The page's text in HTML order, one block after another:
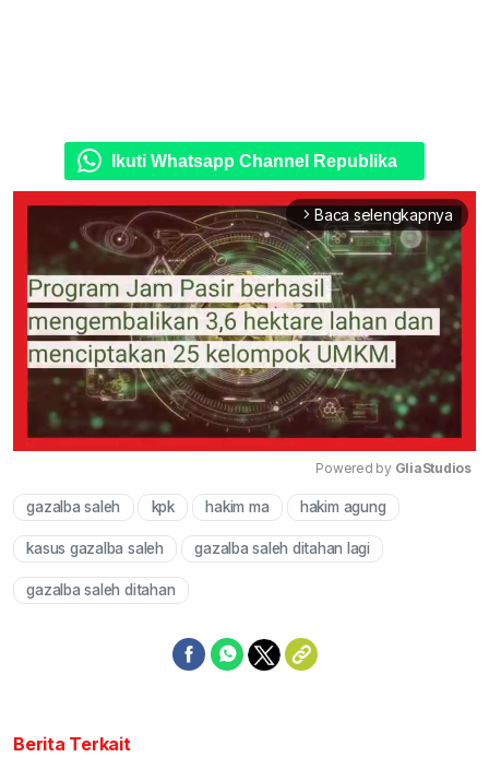
Ikuti Whatsapp Channel Republika
arrow_forward_ios Baca selengkapnya
Mute
Powered by GliaStudios
gazalba saleh kpk hakim ma hakim agung
kasus gazalba saleh gazalba saleh ditahan lagi
gazalba saleh ditahan
Berita Terkait